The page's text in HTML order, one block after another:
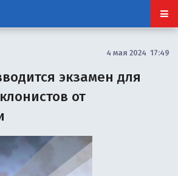
4 мая 2024 17:49
экзамен для
от